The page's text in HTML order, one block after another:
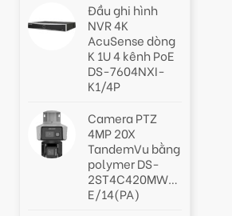
Đầu ghi hình
NVR 4K
AcuSense dòng
K 1U 4 kênh PoE
DS-7604NXI-
K1/4P
Camera PTZ
4MP 20X
TandemVu bằng
polymer DS-
2ST4C420MWG-
E/14(PA)